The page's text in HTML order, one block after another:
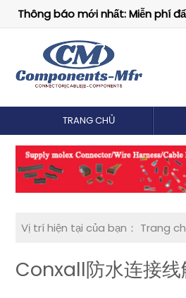
Thông báo mới nhất: Miễn phí
TRANG CHỦ
Vị trí hiện tại của bạn： Trang
Conxall防水连接线